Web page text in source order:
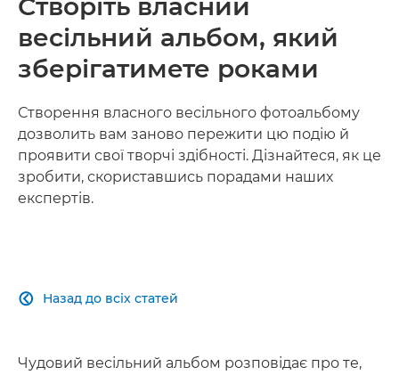
Створіть власний
весільний альбом, який
зберігатимете роками
Створення власного весільного фотоальбому
дозволить вам заново пережити цю подію й
проявити свої творчі здібності. Дізнайтеся, як це
зробити, скориставшись порадами наших
експертів.
Назад до всіх статей

Чудовий весільний альбом розповідає про те,